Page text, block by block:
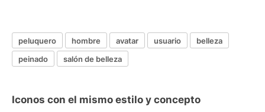
peluquero hombre avatar usuario
belleza
peinado
salón de belleza
Iconos con el mismo estilo y concepto